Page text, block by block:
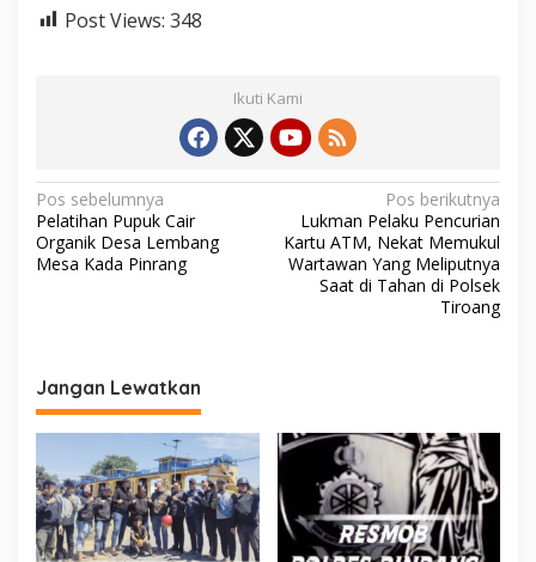
Post Views: 348
Ikuti Kami
N
a
v
a
s
i
p
o
s
Pos sebelumnya
Pelatihan Pupuk Cair
Organik Desa Lembang
Mesa Kada Pinrang
Pos berikutnya
Lukman Pelaku Pencurian
Kartu ATM, Nekat Memukul
Wartawan Yang Meliputnya
Saat di Tahan di Polsek
Tiroang
Jangan Lewatkan